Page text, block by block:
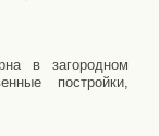
в загородном
постройки,